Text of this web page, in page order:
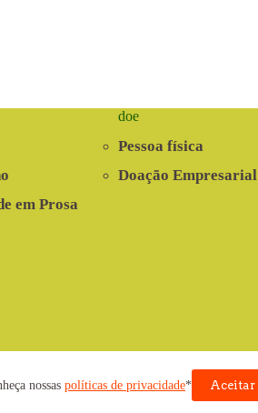
nossas políticas de privacidade* Aceitar
em Prosa
doe
Pessoa física
Doação Empresarial
pela Cooperativa EITA